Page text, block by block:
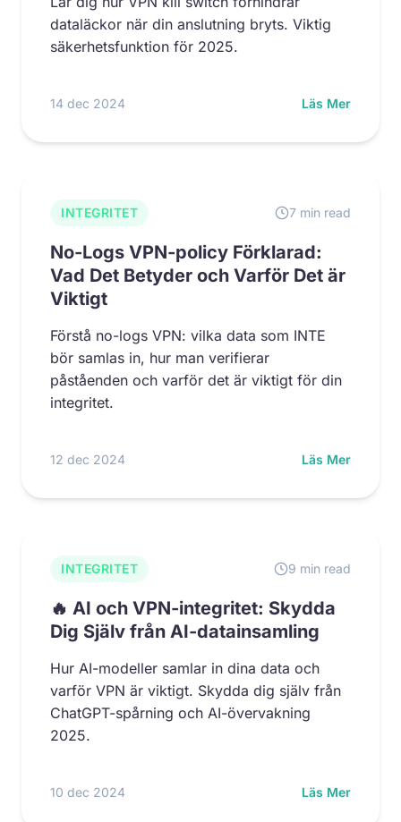
dataläckor när din anslutning bryts. Viktig
säkerhetsfunktion för 2025.
14 dec 2024 Läs Mer
INTEGRITET 7 min read
No-Logs VPN-policy Förklarad:
Vad Det Betyder och Varför Det är
Viktigt
Förstå no-logs VPN: vilka data som INTE
bör samlas in, hur man verifierar
påståenden och varför det är viktigt för din
integritet.
12 dec 2024 Läs Mer
INTEGRITET 9 min read
🔥 AI och VPN-integritet: Skydda
Dig Själv från AI-datainsamling
Hur AI-modeller samlar in dina data och
varför VPN är viktigt. Skydda dig själv från
ChatGPT-spårning och AI-övervakning
2025.
10 dec 2024 Läs Mer